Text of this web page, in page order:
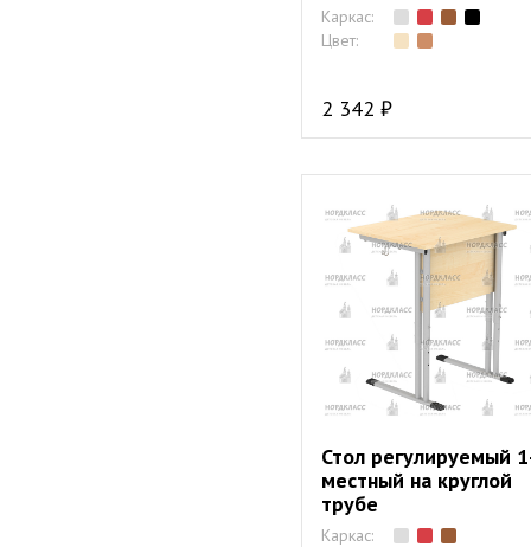
Каркас:
Цвет:
2 342 ₽
Стол регулируемый
местный на круглой
трубе
Каркас: